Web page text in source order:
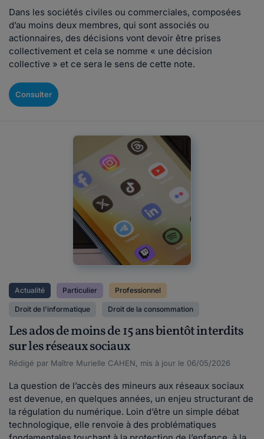
Dans les sociétés civiles ou commerciales, composées
d’au moins deux membres, qui sont associés ou
actionnaires, des décisions vont devoir être prises
collectivement et cela se nomme « une décision
collective » et ce sera le sens de cette note.
Consulter
Actualité Particulier Professionnel
Droit de l'informatique Droit de la consommation
Les ados de moins de 15 ans bientôt interdits
sur les réseaux sociaux
Rédigé par Maître Murielle CAHEN, mis à jour le 06/05/2026
La question de l’accès des mineurs aux réseaux sociaux
est devenue, en quelques années, un enjeu structurant de
la régulation du numérique. Loin d’être un simple débat
technologique, elle renvoie à des problématiques